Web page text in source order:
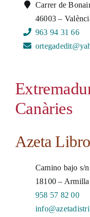
Carrer de
46003 –
963 94 31 66
Canàries
Azeta
Camino bajo s/n
18100 –
958 57 82 00